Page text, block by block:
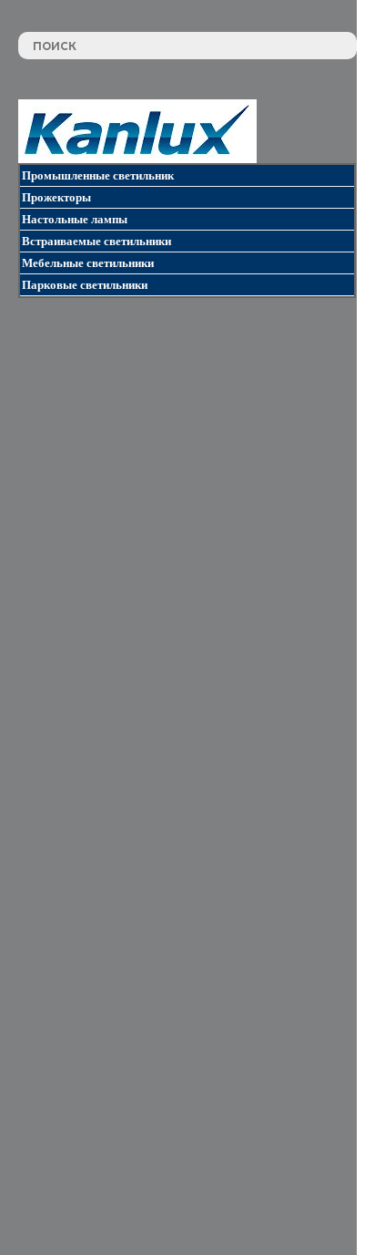
Промышленные светильник
Прожекторы
Настольные лампы
Встраиваемые светильники
Мебельные светильники
Парковые светильники